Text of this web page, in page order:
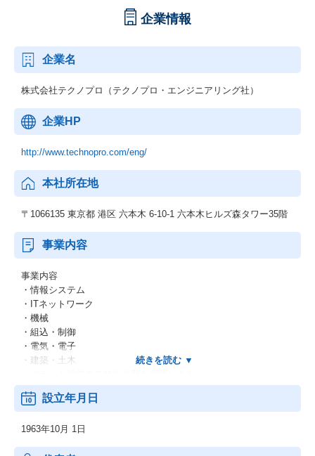
企業情報
企業名
株式会社テクノプロ（テクノプロ・エンジニアリング社）
企業HP
http://www.technopro.com/eng/
本社所在地
〒1066135 東京都 港区 六本木 6-10-1 六本木ヒルズ森タワー35階
事業内容
事業内容
・情報システム
・ITネットワーク
・機械
・組込・制御
・電気・電子
・建築・土木
・金融業における業務コンサル
・SI業におけるテスト・検証、ツール開発
ボディ、シャーシ設計／ワイヤーハーネス設計生産技術
：生産ライン制御システムの開発品質管理
設立年月日
1963年10月 1日